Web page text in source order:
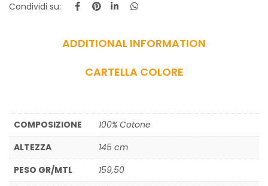
Condividi su:
ADDITIONAL INFORMATION
CARTELLA COLORE
COMPOSIZIONE
100% Cotone
ALTEZZA
145 cm
PESO GR/MTL
159,50